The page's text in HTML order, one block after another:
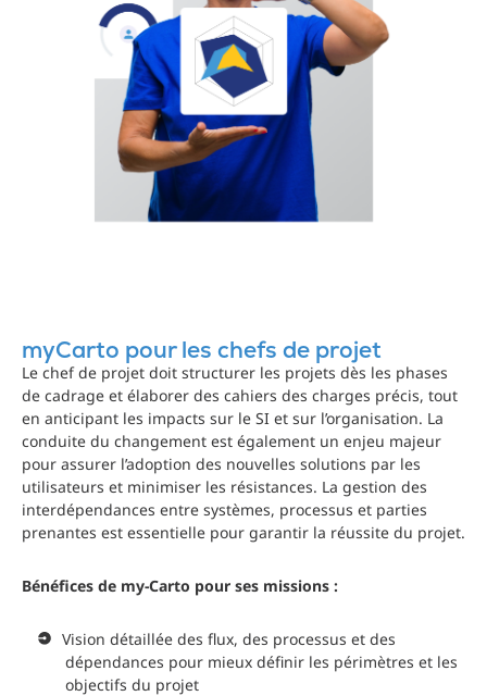
myCarto pour les chefs de projet
Le chef de projet doit structurer les projets dès les phases
de cadrage et élaborer des cahiers des charges précis, tout
en anticipant les impacts sur le SI et sur l’organisation. La
conduite du changement est également un enjeu majeur
pour assurer l’adoption des nouvelles solutions par les
utilisateurs et minimiser les résistances. La gestion des
interdépendances entre systèmes, processus et parties
prenantes est essentielle pour garantir la réussite du projet.
Bénéfices de my-Carto pour ses missions :
Vision détaillée des flux, des processus et des
dépendances pour mieux définir les périmètres et les
objectifs du projet